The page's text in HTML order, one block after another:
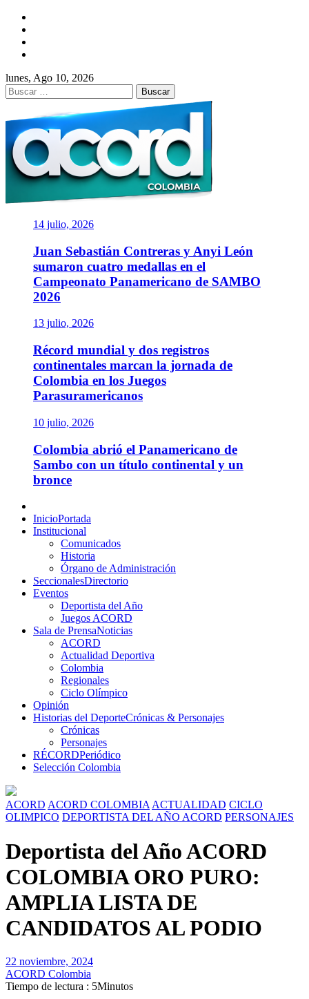
Saltar
contenido
lunes, Ago 10, 2026
Buscar:
Asociación de Periodistas Deportivos
14 julio, 2026
Juan Sebastián Contreras y Anyi León
sumaron cuatro medallas en el
Campeonato Panamericano de SAMBO
2026
13 julio, 2026
Récord mundial y dos registros
continentales marcan la jornada de
Colombia en los Juegos
Parasuramericanos
10 julio, 2026
Colombia abrió el Panamericano de
Sambo con un título continental y un
bronce
Menú
principalInicioPortada
Institucional
Comunicados
Historia
Órgano de Administración
SeccionalesDirectorio
Eventos
Deportista del Año
Juegos ACORD
Sala de PrensaNoticias
ACORD
Actualidad Deportiva
Colombia
Regionales
Ciclo Olímpico
Opinión
Historias del DeporteCrónicas & Personajes
Crónicas
Personajes
RÉCORDPeriódico
Selección Colombia
ACORD ACORD COLOMBIA ACTUALIDAD CICLO
OLIMPICO DEPORTISTA DEL AÑO ACORD PERSONAJES
Deportista del Año ACORD
COLOMBIA ORO PURO:
AMPLIA LISTA DE
CANDIDATOS AL PODIO
22 noviembre, 2024
ACORD Colombia
Tiempo de lectura : 5Minutos